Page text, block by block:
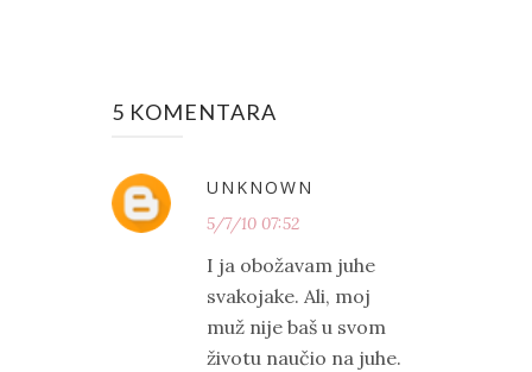
5 KOMENTARA
UNKNOWN
5/7/10 07:52
I ja obožavam juhe
svakojake. Ali, moj
muž nije baš u svom
životu naučio na juhe.